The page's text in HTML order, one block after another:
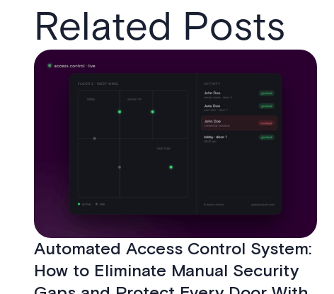
Related Posts
Automated Access Control System:
How to Eliminate Manual Security